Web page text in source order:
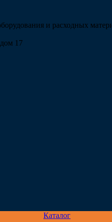
и расходных
17
Каталог